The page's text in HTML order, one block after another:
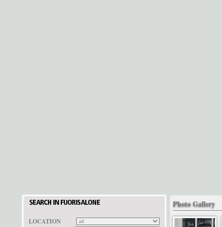
LOCATION
Photo Gallery